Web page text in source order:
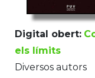
Digital obert:
els límits
Diversos autors